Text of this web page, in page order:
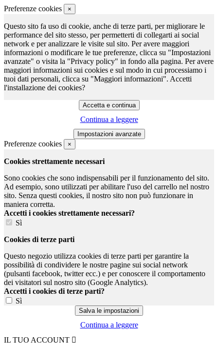
Preferenze cookies ×
Questo sito fa uso di cookie, anche di terze parti, per migliorare le
performance del sito stesso, per permetterti di collegarti ai social
network e per analizzare le visite sul sito. Per avere maggiori
informazioni o modificare le tue preferenze, clicca su "Impostazioni
avanzate" o visita la "Privacy policy" in fondo alla pagina. Per avere
maggiori informazioni sui cookies e sul modo in cui processiamo i
tuoi dati personali, clicca su "Maggiori informazioni". Accetti
l'installazione dei cookies?
Continua a leggere
Preferenze cookies ×
Cookies strettamente necessari
Sono cookies che sono indispensabili per il funzionamento del sito.
Ad esempio, sono utilizzati per abilitare l'uso del carrello nel nostro
sito. Senza questi cookies, il nostro sito non può funzionare in
maniera corretta.
Accetti i cookies strettamente necessari?
Sì
Cookies di terze parti
Questo negozio utilizza cookies di terze parti per garantire la
possibilità di condividere le nostre pagine sui social network
(pulsanti facebook, twitter ecc.) e per conoscere il comportamento
dei visitatori sul nostro sito (Google Analytics).
Accetti i cookies di terze parti?
Sì
Continua a leggere
IL TUO ACCOUNT 